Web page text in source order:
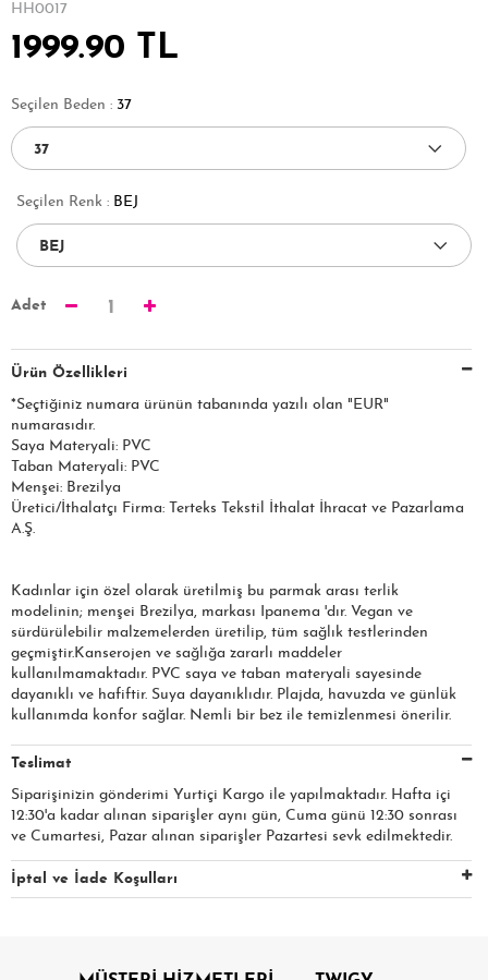
HH0017
1999.90 TL
Seçilen Beden : 37
Seçilen Renk : BEJ
Adet 1
Ürün Özellikleri
*Seçtiğiniz numara ürünün tabanında yazılı olan "EUR"
numarasıdır.
Saya Materyali: PVC
Taban Materyali: PVC
Menşei: Brezilya
Üretici/İthalatçı Firma: Terteks Tekstil İthalat İhracat ve Pazarlama
A.Ş.
Kadınlar için özel olarak üretilmiş bu parmak arası terlik
modelinin; menşei Brezilya, markası Ipanema 'dır. Vegan ve
sürdürülebilir malzemelerden üretilip, tüm sağlık testlerinden
geçmiştir.Kanserojen ve sağlığa zararlı maddeler
kullanılmamaktadır. PVC saya ve taban materyali sayesinde
dayanıklı ve hafiftir. Suya dayanıklıdır. Plajda, havuzda ve günlük
kullanımda konfor sağlar. Nemli bir bez ile temizlenmesi önerilir.
Teslimat
Siparişinizin gönderimi Yurtiçi Kargo ile yapılmaktadır. Hafta içi
12:30'a kadar alınan siparişler aynı gün, Cuma günü 12:30 sonrası
ve Cumartesi, Pazar alınan siparişler Pazartesi sevk edilmektedir.
İptal ve İade Koşulları